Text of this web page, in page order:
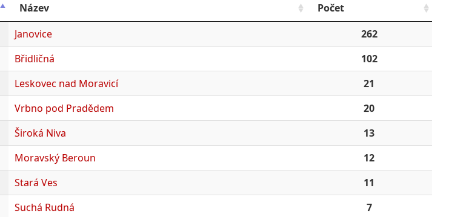
Název
Počet
Janovice
262
Břidličná
102
Leskovec nad Moravicí
21
Vrbno pod Pradědem
20
Široká Niva
13
Moravský Beroun
12
Stará Ves
11
Suchá Rudná
7